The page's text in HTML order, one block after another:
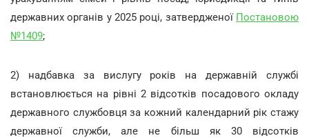
державних органів у 2025 році, затвердженої Постановою
№1409;
2) надбавка за вислугу років на державній службі
встановлюється на рівні 2 відсотків посадового окладу
державного службовця за кожний календарний рік стажу
державної служби, але не більш як 30 відсотків